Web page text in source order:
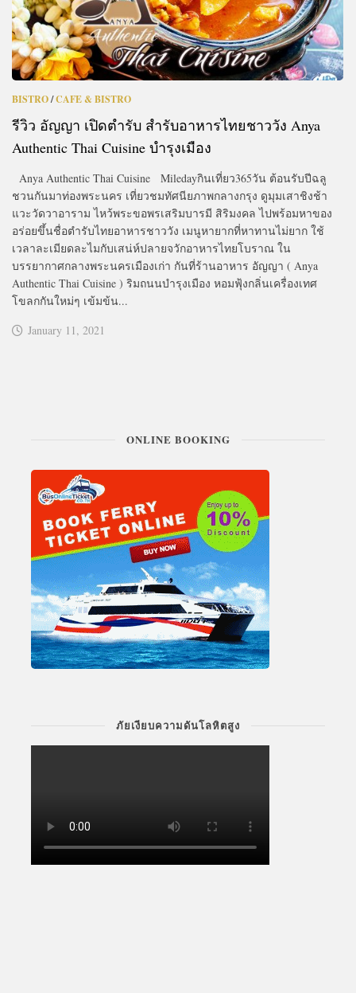
BISTRO/CAFE & BISTRO
รีวิว อัญญา เปิดตำรับ สำรับอาหารไทยชาววัง Anya
Authentic Thai Cuisine บำรุงเมือง
Anya Authentic Thai Cuisine Miledayกินเที่ยว365วัน ต้อนรับปีฉลู
ชวนกันมาท่องพระนคร เที่ยวชมทัศนียภาพกลางกรุง ดูมุมเสาชิงช้า
แวะวัดวาอาราม ไหว้พระขอพรเสริมบารมี สิริมงคล ไปพร้อมหาของ
อร่อยขึ้นชื่อตำรับไทยอาหารชาววัง เมนูหายากที่หาทานไม่ยาก ใช้
เวลาละเมียดละไมกับเสน่ห์ปลายจวักอาหารไทยโบราณ ใน
บรรยากาศกลางพระนครเมืองเก่า กันที่ร้านอาหาร อัญญา ( Anya
Authentic Thai Cuisine ) ริมถนนบำรุงเมือง หอมฟุ้งกลิ่นเครื่องเทศ
โขลกกันใหม่ๆ เข้มข้น...
January 11, 2021
ONLINE BOOKING
ภัยเงียบความดันโลหิตสูง